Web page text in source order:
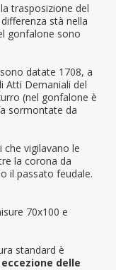
trasposizione del
stà nella
gonfalone sono
datate 1708, a
Atti Demaniali del
(nel gonfalone è
sormontate da
vigilavano le
la corona da
il passato feudale.
70x100 e
standard è
delle